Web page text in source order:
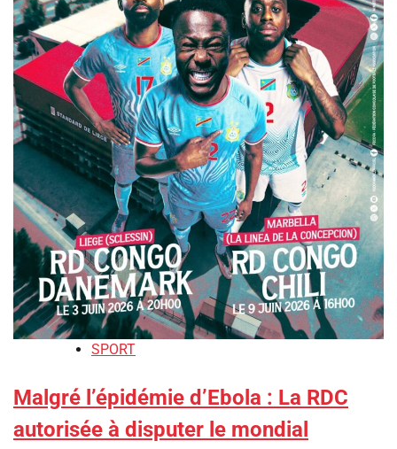
SPORT
Malgré l’épidémie d’Ebola : La RDC
autorisée à disputer le mondial